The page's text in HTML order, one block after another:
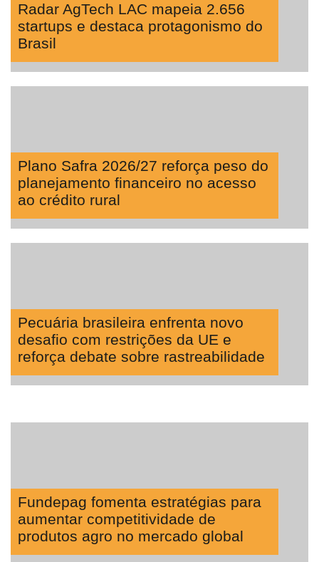
Radar AgTech LAC mapeia 2.656
startups e destaca protagonismo do
Brasil
Plano Safra 2026/27 reforça peso do
planejamento financeiro no acesso
ao crédito rural
Pecuária brasileira enfrenta novo
desafio com restrições da UE e
reforça debate sobre rastreabilidade
Fundepag fomenta estratégias para
aumentar competitividade de
produtos agro no mercado global